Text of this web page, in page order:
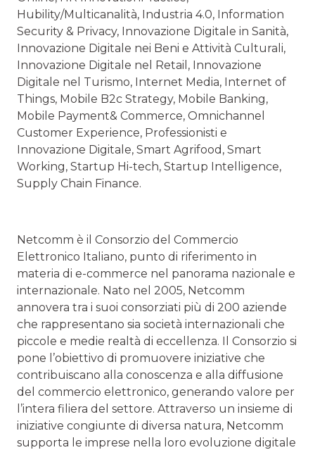
Hubility/Multicanalità, Industria 4.0, Information
Security & Privacy, Innovazione Digitale in Sanità,
Innovazione Digitale nei Beni e Attività Culturali,
Innovazione Digitale nel Retail, Innovazione
Digitale nel Turismo, Internet Media, Internet of
Things, Mobile B2c Strategy, Mobile Banking,
Mobile Payment& Commerce, Omnichannel
Customer Experience, Professionisti e
Innovazione Digitale, Smart Agrifood, Smart
Working, Startup Hi-tech, Startup Intelligence,
Supply Chain Finance.
Netcomm è il Consorzio del Commercio
Elettronico Italiano, punto di riferimento in
materia di e-commerce nel panorama nazionale e
internazionale. Nato nel 2005, Netcomm
annovera tra i suoi consorziati più di 200 aziende
che rappresentano sia società internazionali che
piccole e medie realtà di eccellenza. Il Consorzio si
pone l’obiettivo di promuovere iniziative che
contribuiscano alla conoscenza e alla diffusione
del commercio elettronico, generando valore per
l’intera filiera del settore. Attraverso un insieme di
iniziative congiunte di diversa natura, Netcomm
supporta le imprese nella loro evoluzione digitale